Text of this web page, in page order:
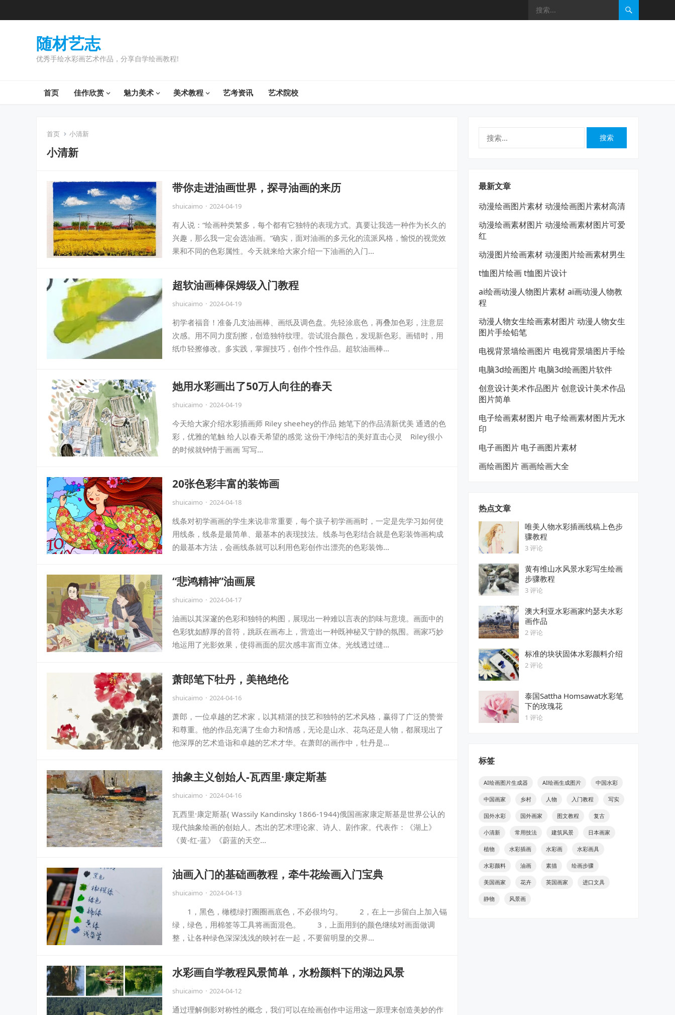
随材艺志
优秀手绘水彩画艺术作品，分享自学绘画教程!
首页 佳作欣赏 魅力美术 美术教程 艺考资讯 艺术院校
首页 小清新
小清新
带你走进油画世界，探寻油画的来历
shuicaimo · 2024-04-19
有人说：“绘画种类繁多，每个都有它独特的表现方式。真要让我选一种作为长久的
兴趣，那么我一定会选油画。”确实，面对油画的多元化的流派风格，愉悦的视觉效
果和不同的色彩属性。今天就来给大家介绍一下油画的入门…
超软油画棒保姆级入门教程
shuicaimo · 2024-04-19
初学者福音！准备几支油画棒、画纸及调色盘。先轻涂底色，再叠加色彩，注意层
次感。用不同力度刮擦，创造独特纹理。尝试混合颜色，发现新色彩。画错时，用
纸巾轻擦修改。多实践，掌握技巧，创作个性作品。超软油画棒…
她用水彩画出了50万人向往的春天
shuicaimo · 2024-04-19
今天给大家介绍水彩插画师 Riley sheehey的作品 她笔下的作品清新优美 通透的色
彩，优雅的笔触 给人以春天希望的感觉 这份干净纯洁的美好直击心灵 Riley很小
的时候就钟情于画画 写写…
20张色彩丰富的装饰画
shuicaimo · 2024-04-18
线条对初学画画的学生来说非常重要，每个孩子初学画画时，一定是先学习如何使
用线条，线条是最简单、最基本的表现技法。线条与色彩结合就是色彩装饰画构成
的最基本方法，会画线条就可以利用色彩创作出漂亮的色彩装饰…
“悲鸿精神”油画展
shuicaimo · 2024-04-17
油画以其深邃的色彩和独特的构图，展现出一种难以言表的韵味与意境。画面中的
色彩犹如醇厚的音符，跳跃在画布上，营造出一种既神秘又宁静的氛围。画家巧妙
地运用了光影效果，使得画面的层次感丰富而立体。光线透过缝…
萧郎笔下牡丹，美艳绝伦
shuicaimo · 2024-04-16
萧郎，一位卓越的艺术家，以其精湛的技艺和独特的艺术风格，赢得了广泛的赞誉
和尊重。他的作品充满了生命力和情感，无论是山水、花鸟还是人物，都展现出了
他深厚的艺术造诣和卓越的艺术才华。在萧郎的画作中，牡丹是…
抽象主义创始人-瓦西里·康定斯基
shuicaimo · 2024-04-16
瓦西里·康定斯基( Wassily Kandinsky 1866-1944)俄国画家康定斯基是世界公认的
现代抽象绘画的创始人。杰出的艺术理论家、诗人、剧作家。代表作：《湖上》
《黄-红-蓝》《蔚蓝的天空…
油画入门的基础画教程，牵牛花绘画入门宝典
shuicaimo · 2024-04-13
1，黑色，橄榄绿打圈圈画底色，不必很均匀。 2，在上一步留白上加入镉
绿，绿色，用棉签等工具将画面混色。 3，上面用到的颜色继续对画面做调
整，让各种绿色深深浅浅的映衬在一起，不要留明显的交界…
水彩画自学教程风景简单，水粉颜料下的湖边风景
shuicaimo · 2024-04-12
通过理解倒影对称性的概念，我们可以在绘画创作中运用这一原理来创造美妙的作
最新文章
动漫绘画图片素材 动漫绘画图片素材高清
动漫绘画素材图片 动漫绘画素材图片可爱
红
动漫图片绘画素材 动漫图片绘画素材男生
t恤图片绘画 t恤图片设计
ai绘画动漫人物图片素材 ai画动漫人物教
程
动漫人物女生绘画素材图片 动漫人物女生
图片手绘铅笔
电视背景墙绘画图片 电视背景墙图片手绘
电脑3d绘画图片 电脑3d绘画图片软件
创意设计美术作品图片 创意设计美术作品
图片简单
电子绘画素材图片 电子绘画素材图片无水
印
电子画图片 电子画图片素材
画绘画图片 画画绘画大全
热点文章
唯美人物水彩插画线稿上色步
骤教程
3 评论
黄有维山水风景水彩写生绘画
步骤教程
3 评论
澳大利亚水彩画家约瑟夫水彩
画作品
2 评论
标准的块状固体水彩颜料介绍
2 评论
泰国Sattha Homsawat水彩笔
下的玫瑰花
1 评论
标签
AI绘画图片生成器 AI绘画生成图片 中国水彩
中国画家 乡村 人物 入门教程 写实
国外水彩 国外画家 图文教程 复古
小清新 常用技法 建筑风景 日本画家
植物 水彩插画 水彩画 水彩画具
水彩颜料 油画 素描 绘画步骤
美国画家 花卉 英国画家 进口文具
静物 风景画